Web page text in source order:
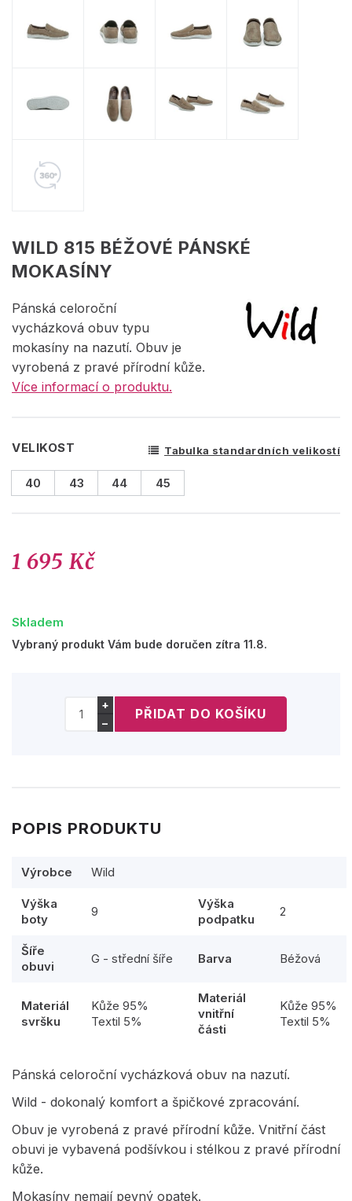
WILD 815 BÉŽOVÉ PÁNSKÉ
MOKASÍNY
Pánská celoroční
vycházková obuv typu
mokasíny na nazutí. Obuv je
vyrobená z pravé přírodní kůže.
Více informací o produktu.
VELIKOST Tabulka standardních velikostí
40 43 44 45
1 695 Kč
Skladem
Vybraný produkt Vám bude doručen zítra 11.8.
+
−
POPIS PRODUKTU
Výrobce Wild
Výška
boty
9
Výška
podpatku
2
Šíře
obuvi
G - střední šíře Barva Béžová
Materiál
svršku
Kůže 95%
Textil 5%
Materiál
vnitřní
části
Kůže 95%
Textil 5%
Pánská celoroční vycházková obuv na nazutí.
Wild - dokonalý komfort a špičkové zpracování.
Obuv je vyrobená z pravé přírodní kůže. Vnitřní část
obuvi je vybavená podšívkou i stélkou z pravé přírodní
kůže.
Mokasíny nemají pevný opatek.